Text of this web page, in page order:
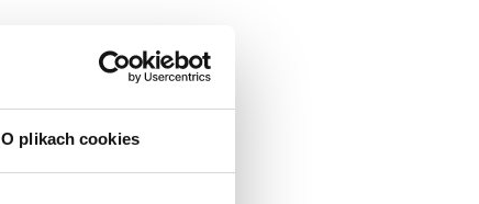
O plikach cookies